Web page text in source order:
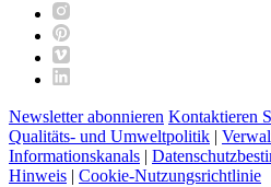
Newsletter abonnieren Kontaktieren
Qualitäts- und Umweltpolitik |
Informationskanals |
Hinweis | Cookie-Nutzungsrichtlinie